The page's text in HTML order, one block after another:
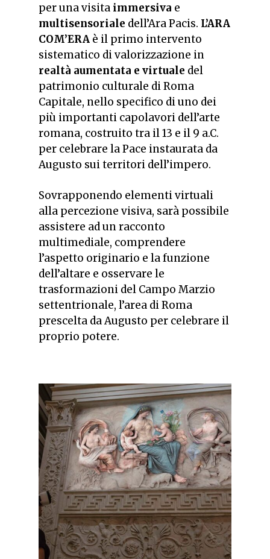
per una visita immersiva e
multisensoriale dell’Ara Pacis. L’ARA
COM’ERA è il primo intervento
sistematico di valorizzazione in
realtà aumentata e virtuale del
patrimonio culturale di Roma
Capitale, nello specifico di uno dei
più importanti capolavori dell’arte
romana, costruito tra il 13 e il 9 a.C.
per celebrare la Pace instaurata da
Augusto sui territori dell’impero.
Sovrapponendo elementi virtuali
alla percezione visiva, sarà possibile
assistere ad un racconto
multimediale, comprendere
l’aspetto originario e la funzione
dell’altare e osservare le
trasformazioni del Campo Marzio
settentrionale, l’area di Roma
prescelta da Augusto per celebrare il
proprio potere.